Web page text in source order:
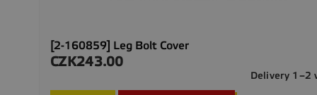
[2-160859] Leg Bolt Cover
Price
CZK243.00
Delivery 1–2